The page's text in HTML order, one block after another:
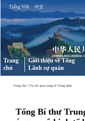
Tiếng Việt 中文
Trang
chủ
Giới thiệu về Tổng
Lãnh sự quán
Trang chủ >Tin tức quan trọng về Trung Quốc
Tổng Bí thư